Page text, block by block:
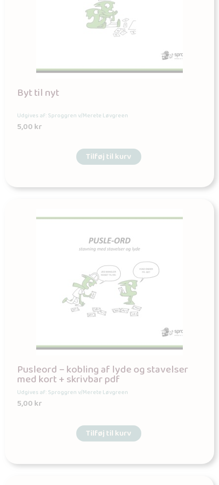
Byt til nyt
Udgives af: Sproggren v/Merete Løvgreen
5,00kr
Tilføj til kurv
Pusleord – kobling af lyde og stavelser
med kort + skrivbar pdf
Udgives af: Sproggren v/Merete Løvgreen
5,00kr
Tilføj til kurv